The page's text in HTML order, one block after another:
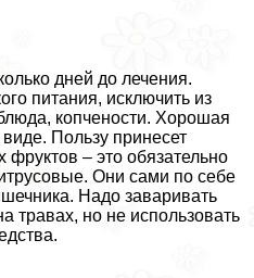
дней до лечения.
питания, исключить из
копчености. Хорошая
Пользу принесет
– это обязательно
Они сами по себе
Надо заваривать
травах, но не использовать